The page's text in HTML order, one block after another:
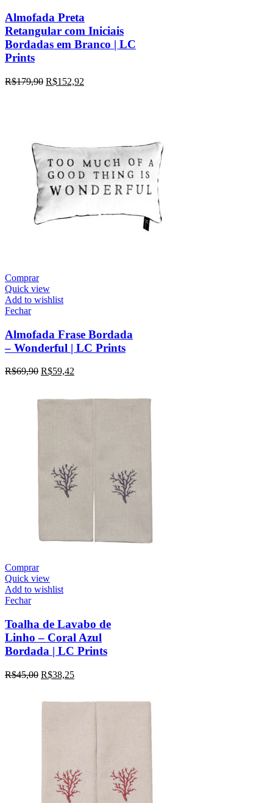
Almofada Preta
Retangular com Iniciais
Bordadas em Branco | LC
Prints
R$179,90 R$152,92
Comprar
Quick view
Add to wishlist
Fechar
Almofada Frase Bordada
– Wonderful | LC Prints
R$69,90 R$59,42
Comprar
Quick view
Add to wishlist
Fechar
Toalha de Lavabo de
Linho – Coral Azul
Bordada | LC Prints
R$45,00 R$38,25